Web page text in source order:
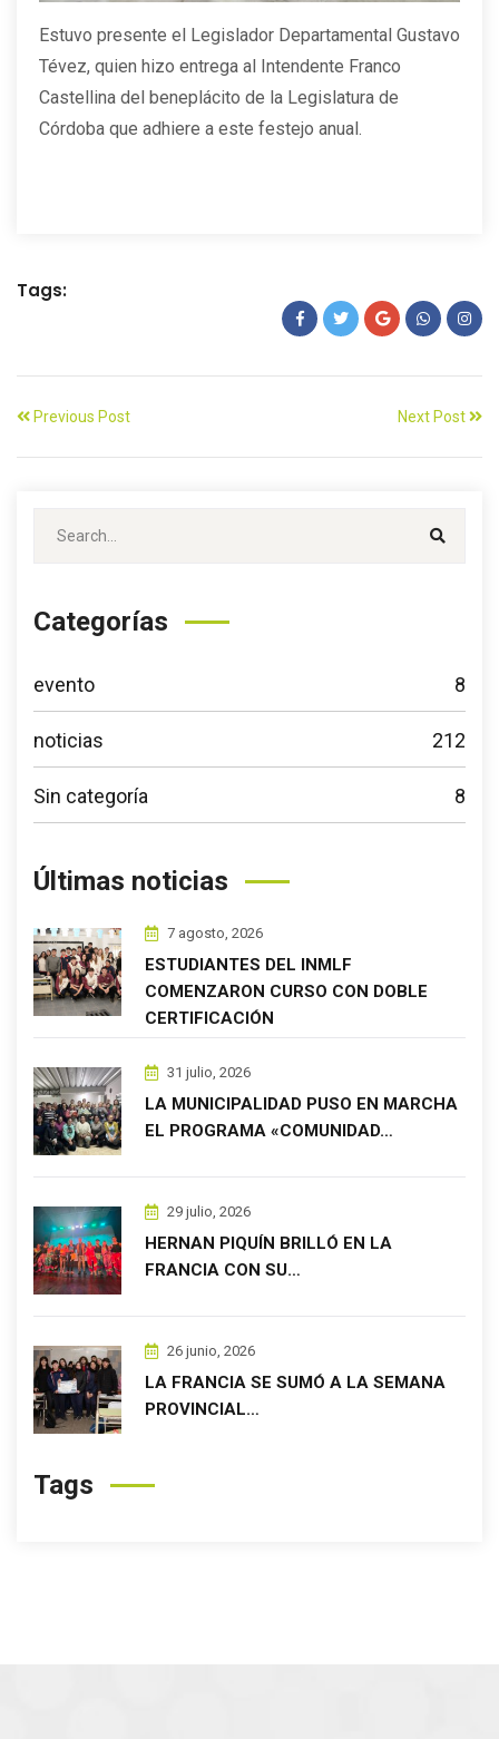
Estuvo presente el Legislador Departamental Gustavo
Tévez, quien hizo entrega al Intendente Franco
Castellina del beneplácito de la Legislatura de
Córdoba que adhiere a este festejo anual.
Tags:
Previous Post Next Post
Categorías
evento 8
noticias 212
Sin categoría 8
Últimas noticias
7 agosto, 2026
ESTUDIANTES DEL INMLF
COMENZARON CURSO CON DOBLE
CERTIFICACIÓN
31 julio, 2026
LA MUNICIPALIDAD PUSO EN MARCHA
EL PROGRAMA «COMUNIDAD…
29 julio, 2026
HERNAN PIQUÍN BRILLÓ EN LA
FRANCIA CON SU…
26 junio, 2026
LA FRANCIA SE SUMÓ A LA SEMANA
PROVINCIAL…
Tags